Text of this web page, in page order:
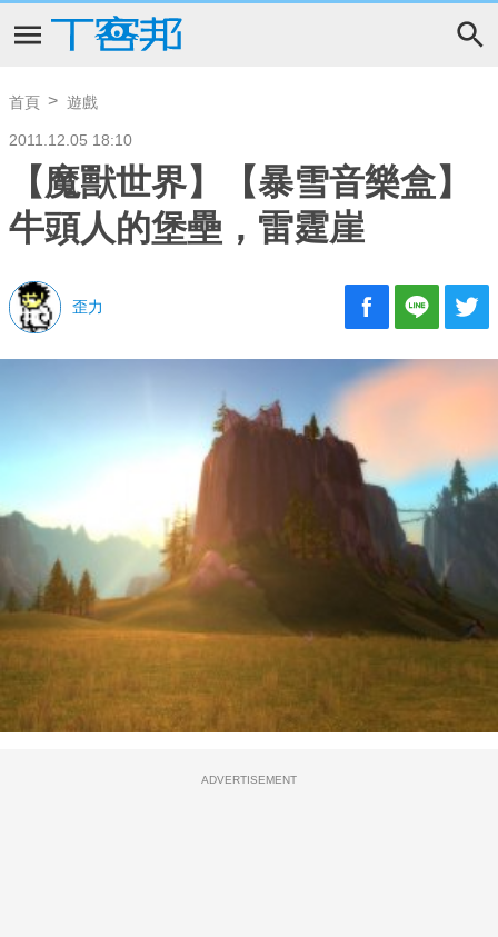
首頁 遊戲
2011.12.05 18:10
【魔獸世界】【暴雪音樂盒】
牛頭人的堡壘，雷霆崖
歪力
ADVERTISEMENT